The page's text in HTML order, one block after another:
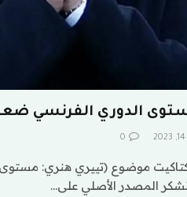
الدوري الفرنسي
0
موضوع (تييري هنري:
المصدر الأصلي على…